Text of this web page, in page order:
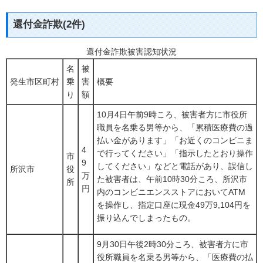
還付金詐欺(2件)
還付金詐欺被害認知状況
発生市区町村
名
乗
り
被
害
額
概要
所沢市
市
役
所
4
9
万
円
10月4日午前9時ころ、被害者方に市役所
職員を名乗る男等から、「累積医療費の過
払い金があります」「お近くのコンビニま
で行ってください」「指示したとおり操作
してください」などと電話があり、誤信し
た被害者は、午前10時30分ころ、所沢市
内のコンビニエンスストアにおいてATM
を操作し、指定口座に現金49万9,104円を
振り込んでしまったもの。
9月30日午後2時30分ころ、被害者方に市
役所職員を名乗る男等から、「医療費の払